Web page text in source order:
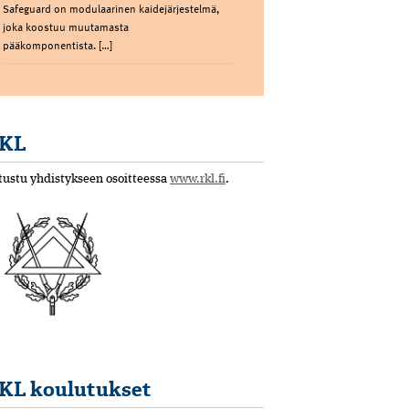
Safeguard on modulaarinen kaidejärjestelmä,
joka koostuu muutamasta
pääkomponentista. […]
yhdistykseen osoitteessa www.rkl.fi.
koulutukset